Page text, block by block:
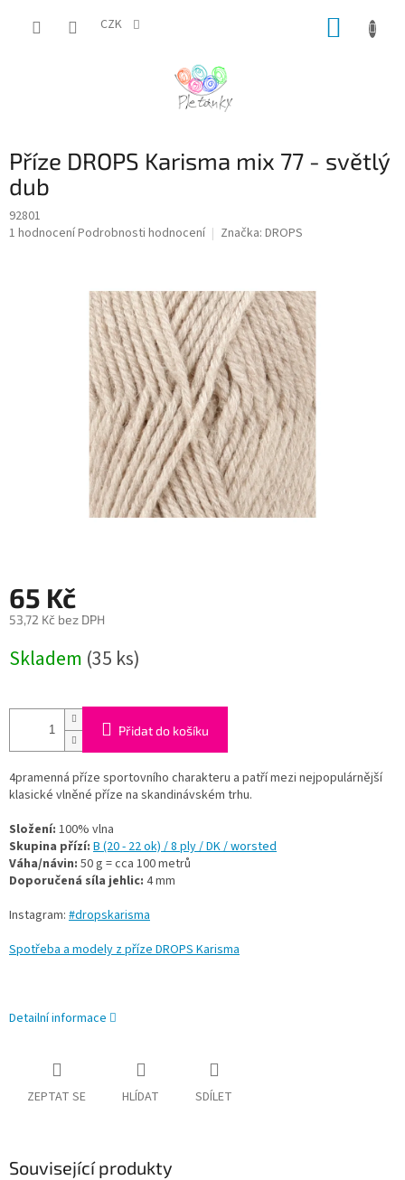
CZK
Příze DROPS Karisma mix 77 - světlý
dub
92801
Průměrné
1 hodnoceníPodrobnosti hodnocení Značka: DROPS
65 Kč
53,72 Kč bez DPH
cena:
Skladem (35 ks)
Přidat do košíku
4pramenná příze sportovního charakteru a patří mezi nejpopulárnější
klasické vlněné příze na skandinávském trhu.
Složení: 100% vlna
Skupina přízí: B (20 - 22 ok) / 8 ply / DK / worsted
Váha/návin: 50 g = cca 100 metrů
Doporučená síla jehlic: 4 mm
Instagram: #dropskarisma
Spotřeba a modely z příze DROPS Karisma
Detailní informace
ZEPTAT SE HLÍDAT SDÍLET
Související produkty